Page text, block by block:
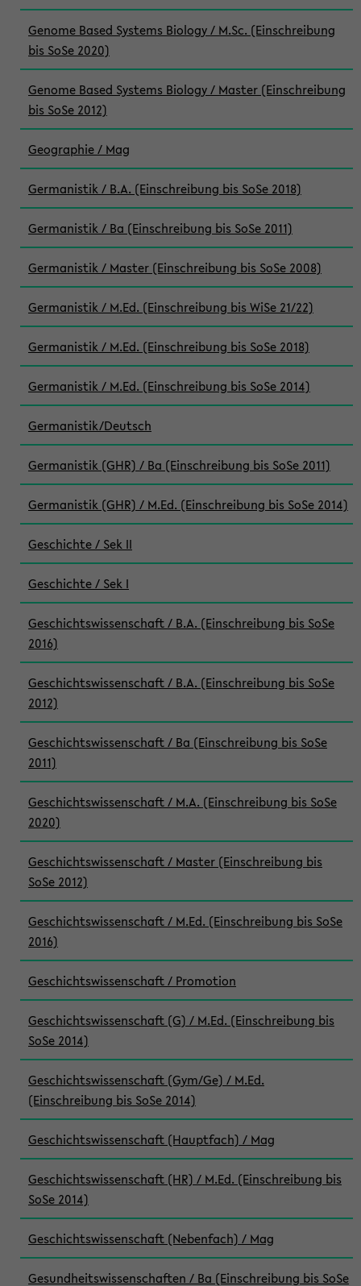
Genome Based Systems Biology / M.Sc. (Einschreibung
bis SoSe 2020)
Genome Based Systems Biology / Master (Einschreibung
bis SoSe 2012)
Geographie / Mag
Germanistik / B.A. (Einschreibung bis SoSe 2018)
Germanistik / Ba (Einschreibung bis SoSe 2011)
Germanistik / Master (Einschreibung bis SoSe 2008)
Germanistik / M.Ed. (Einschreibung bis WiSe 21/22)
Germanistik / M.Ed. (Einschreibung bis SoSe 2018)
Germanistik / M.Ed. (Einschreibung bis SoSe 2014)
Germanistik/Deutsch
Germanistik (GHR) / Ba (Einschreibung bis SoSe 2011)
Germanistik (GHR) / M.Ed. (Einschreibung bis SoSe 2014)
Geschichte / Sek II
Geschichte / Sek I
Geschichtswissenschaft / B.A. (Einschreibung bis SoSe
2016)
Geschichtswissenschaft / B.A. (Einschreibung bis SoSe
2012)
Geschichtswissenschaft / Ba (Einschreibung bis SoSe
2011)
Geschichtswissenschaft / M.A. (Einschreibung bis SoSe
2020)
Geschichtswissenschaft / Master (Einschreibung bis
SoSe 2012)
Geschichtswissenschaft / M.Ed. (Einschreibung bis SoSe
2016)
Geschichtswissenschaft / Promotion
Geschichtswissenschaft (G) / M.Ed. (Einschreibung bis
SoSe 2014)
Geschichtswissenschaft (Gym/Ge) / M.Ed.
(Einschreibung bis SoSe 2014)
Geschichtswissenschaft (Hauptfach) / Mag
Geschichtswissenschaft (HR) / M.Ed. (Einschreibung bis
SoSe 2014)
Geschichtswissenschaft (Nebenfach) / Mag
Gesundheitswissenschaften / Ba (Einschreibung bis SoSe